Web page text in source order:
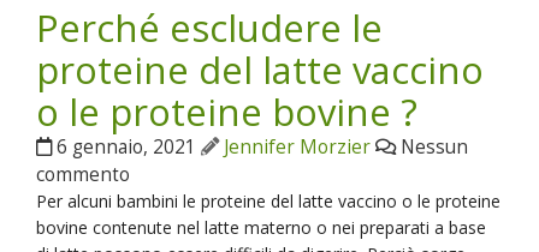
Perché escludere le
proteine del latte vaccino
o le proteine bovine ?
6 gennaio, 2021 Jennifer Morzier
Nessun
commento
Per alcuni bambini le proteine del latte vaccino o le proteine
bovine contenute nel latte materno o nei preparati a base